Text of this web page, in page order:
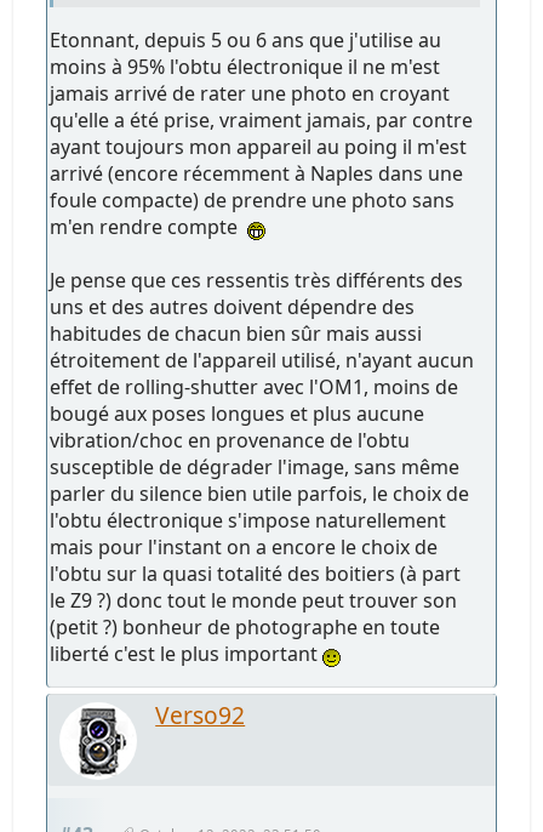
Etonnant, depuis 5 ou 6 ans que j'utilise au
moins à 95% l'obtu électronique il ne m'est
jamais arrivé de rater une photo en croyant
qu'elle a été prise, vraiment jamais, par contre
ayant toujours mon appareil au poing il m'est
arrivé (encore récemment à Naples dans une
foule compacte) de prendre une photo sans
m'en rendre compte
Je pense que ces ressentis très différents des
uns et des autres doivent dépendre des
habitudes de chacun bien sûr mais aussi
étroitement de l'appareil utilisé, n'ayant aucun
effet de rolling-shutter avec l'OM1, moins de
bougé aux poses longues et plus aucune
vibration/choc en provenance de l'obtu
susceptible de dégrader l'image, sans même
parler du silence bien utile parfois, le choix de
l'obtu électronique s'impose naturellement
mais pour l'instant on a encore le choix de
l'obtu sur la quasi totalité des boitiers (à part
le Z9 ?) donc tout le monde peut trouver son
(petit ?) bonheur de photographe en toute
liberté c'est le plus important
Verso92